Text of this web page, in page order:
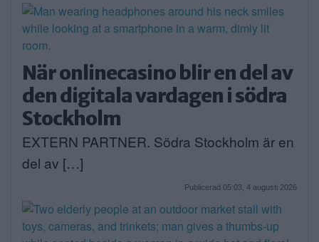
När onlinecasino blir en del av
den digitala vardagen i södra
Stockholm
EXTERN PARTNER. Södra Stockholm är en
del av […]
Publicerad 05:03, 4 augusti 2026